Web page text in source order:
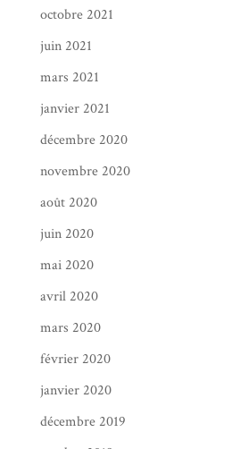
octobre 2021
juin 2021
mars 2021
janvier 2021
décembre 2020
novembre 2020
août 2020
juin 2020
mai 2020
avril 2020
mars 2020
février 2020
janvier 2020
décembre 2019